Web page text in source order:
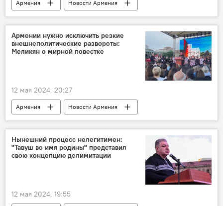
Армения
Новости Армения
Политика
депутат
импичмент
Пашинян Никол
архиепископ Баграт Галстанян
Армении нужно исключить резкие
внешнеполитические развороты:
Меликян о мирной повестке
12 мая 2024, 20:27
Армения
Новости Армения
Политика
дипломат
мирная повестка
Нынешний процесс нелегитимен:
"Тавуш во имя родины" представил
свою концепцию делимитации
12 мая 2024, 19:55